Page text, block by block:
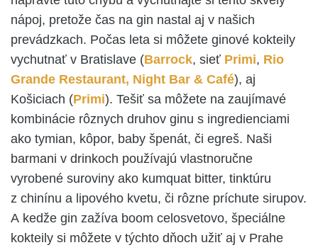
nápoj, pretože čas na gin nastal aj v našich
prevádzkach. Počas leta si môžete ginové kokteily
vychutnať v Bratislave (Barrock, sieť Primi, Rio
Grande Restaurant, Night Bar & Café), aj
Košiciach (Primi). Tešiť sa môžete na zaujímavé
kombinácie rôznych druhov ginu s ingredienciami
ako tymian, kôpor, baby špenát, či egreš. Naši
barmani v drinkoch používajú vlastnoručne
vyrobené suroviny ako kumquat bitter, tinktúru
z chinínu a lipového kvetu, či rôzne príchute sirupov.
A kedže gin zažíva boom celosvetovo, špeciálne
kokteily si môžete v týchto dňoch užiť aj v Prahe